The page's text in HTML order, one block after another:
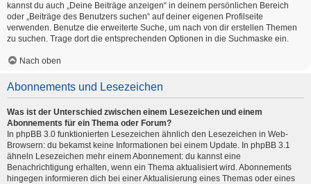
kannst du auch „Deine Beiträge anzeigen“ in deinem persönlichen Bereich
oder „Beiträge des Benutzers suchen“ auf deiner eigenen Profilseite
verwenden. Benutze die erweiterte Suche, um nach von dir erstellen Themen
zu suchen. Trage dort die entsprechenden Optionen in die Suchmaske ein.
Nach oben
Abonnements und Lesezeichen
Was ist der Unterschied zwischen einem Lesezeichen und einem
Abonnements für ein Thema oder Forum?
In phpBB 3.0 funktionierten Lesezeichen ähnlich den Lesezeichen in Web-
Browsern: du bekamst keine Informationen bei einem Update. In phpBB 3.1
ähneln Lesezeichen mehr einem Abonnement: du kannst eine
Benachrichtigung erhalten, wenn ein Thema aktualisiert wird. Abonnements
hingegen informieren dich bei einer Aktualisierung eines Themas oder eines